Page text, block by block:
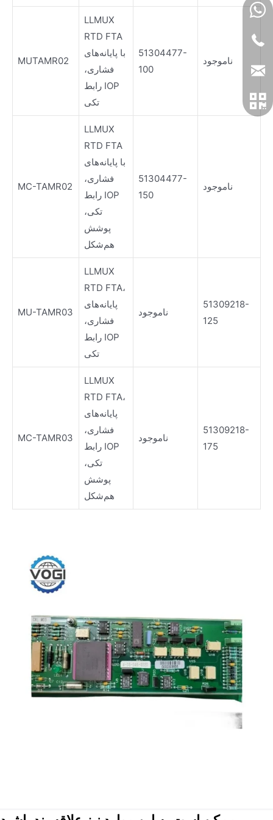
MUTAMR02
LLMUX
RTD FTA
با پایانه‌های
فشاری،
رابط IOP
تکی
51304477-
100
ناموجود
MC-TAMR02
LLMUX
RTD FTA
با پایانه‌های
فشاری،
رابط IOP
تکی،
پوشش
هم‌شکل
51304477-
150
ناموجود
MU-TAMR03
LLMUX
RTD FTA،
پایانه‌های
فشاری،
رابط IOP
تکی
ناموجود
51309218-
125
MC-TAMR03
LLMUX
RTD FTA،
پایانه‌های
فشاری،
رابط IOP
تکی،
پوشش
هم‌شکل
ناموجود
51309218-
175